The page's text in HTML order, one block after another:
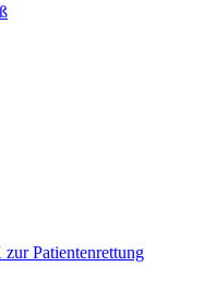
Patientenrettung